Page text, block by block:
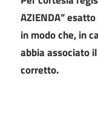
AZIENDA”
in modo che, in
abbia associato
corretto.